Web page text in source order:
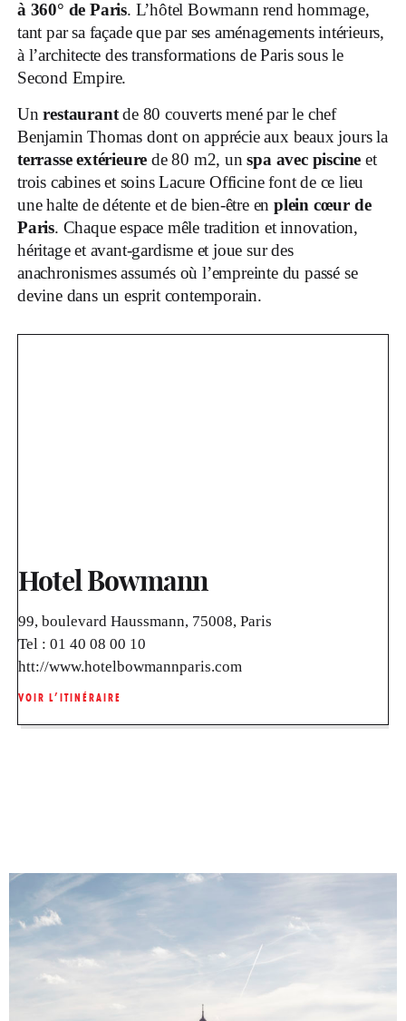
à 360° de Paris. L’hôtel Bowmann rend hommage,
tant par sa façade que par ses aménagements intérieurs,
à l’architecte des transformations de Paris sous le
Second Empire.
Unrestaurantde 80 couverts mené par le chef
Benjamin Thomas dont on apprécie aux beaux jours la
terrasse extérieure de 80 m2, unspa avec piscine et
trois cabines et soins Lacure Officine font de ce lieu
une halte de détente et de bien-être enplein cœur de
Paris. Chaque espace mêle tradition et innovation,
héritage et avant-gardisme et joue sur des
anachronismes assumés où l’empreinte du passé se
devine dans un esprit contemporain.
Hotel Bowmann
99, boulevard Haussmann, 75008, Paris
Tel : 01 40 08 00 10
htt://www.hotelbowmannparis.com
VOIR L’ITINÉRAIRE